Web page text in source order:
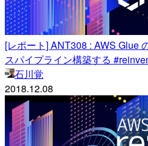
[レポート] ANT308 : AWS Glue
スパイプライン構築する
石川覚
2018.12.08